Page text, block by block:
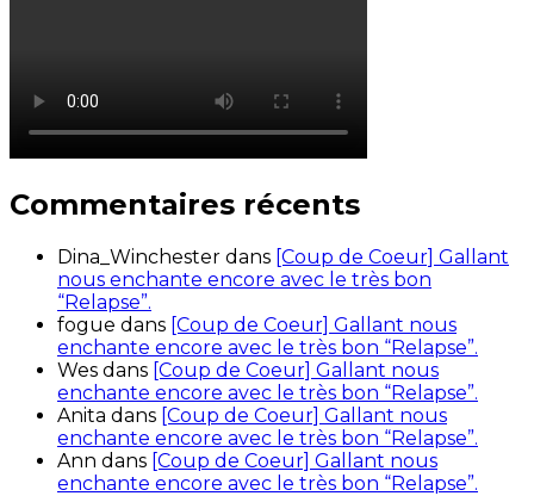
Commentaires récents
Dina_Winchester dans [Coup de Coeur] Gallant
nous enchante encore avec le très bon
“Relapse”.
fogue dans [Coup de Coeur] Gallant nous
enchante encore avec le très bon “Relapse”.
Wes dans [Coup de Coeur] Gallant nous
enchante encore avec le très bon “Relapse”.
Anita dans [Coup de Coeur] Gallant nous
enchante encore avec le très bon “Relapse”.
Ann dans [Coup de Coeur] Gallant nous
enchante encore avec le très bon “Relapse”.